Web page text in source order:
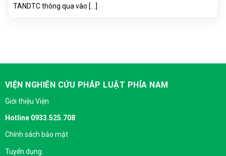
TANDTC thông qua vào [...]
VIỆN NGHIÊN CỨU PHÁP LUẬT PHÍA NAM
Giới thiệu Viện
Hotline 0933.525.708
Chính sách bảo mật
Tuyển dụng